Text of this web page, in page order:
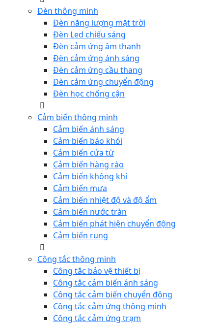
Đèn thông minh
Đèn năng lượng mặt trời
Đèn Led chiếu sáng
Đèn cảm ứng âm thanh
Đèn cảm ứng ánh sáng
Đèn cảm ứng cầu thang
Đèn cảm ứng chuyển động
Đèn học chống cận
Cảm biến thông minh
Cảm biến ánh sáng
Cảm biến báo khói
Cảm biến cửa từ
Cảm biến hàng rào
Cảm biến không khí
Cảm biến mưa
Cảm biến nhiệt độ và độ ẩm
Cảm biến nước tràn
Cảm biến phát hiện chuyển động
Cảm biến rung
Công tắc thông minh
Công tắc bảo vệ thiết bị
Công tắc cảm biến ánh sáng
Công tắc cảm biến chuyển động
Công tắc cảm ứng thông minh
Công tắc cảm ứng trạm